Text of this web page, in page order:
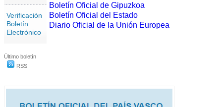
Verificación
Boletín
Electrónico
Último boletín
RSS
Boletín Oficial de Gipuzkoa
Boletín Oficial del Estado
Diario Oficial de la Unión Europea